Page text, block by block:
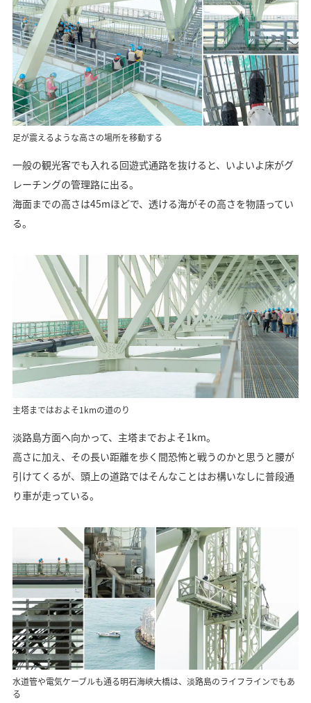
足が震えるような高さの場所を移動する
一般の観光客でも入れる回遊式通路を抜けると、いよいよ床がグ
レーチングの管理路に出る。
海面までの高さは45mほどで、透ける海がその高さを物語ってい
る。
主塔まではおよそ1kmの道のり
淡路島方面へ向かって、主塔までおよそ1km。
高さに加え、その長い距離を歩く間恐怖と戦うのかと思うと腰が
引けてくるが、頭上の道路ではそんなことはお構いなしに普段通
り車が走っている。
水道管や電気ケーブルも通る明石海峡大橋は、淡路島のライフラインでもあ
る